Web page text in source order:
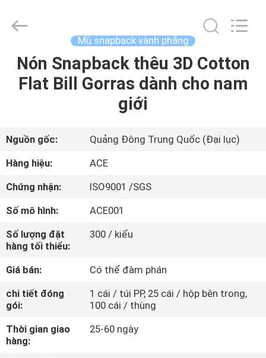
TRANG
CHỦ
SẢN
PHẨM
CHÚNG
TÔI
THAM
QUAN
MÁY
Headwear
Manufacturing
Reserved.
Mũ snapback vành phẳng
Nón Snapback thêu 3D Cotton
Flat Bill Gorras dành cho nam
giới
Nguồn gốc:
Quảng Đông Trung Quốc (Đại lục)
Hàng hiệu:
ACE
Chứng nhận:
ISO9001 /SGS
Số mô hình:
ACE001
Số lượng đặt
hàng tối thiểu:
300 / kiểu
Giá bán:
Có thể đàm phán
chi tiết đóng
gói:
1 cái / túi PP, 25 cái / hộp bên trong,
100 cái / thùng
Thời gian giao
hàng:
25-60 ngày